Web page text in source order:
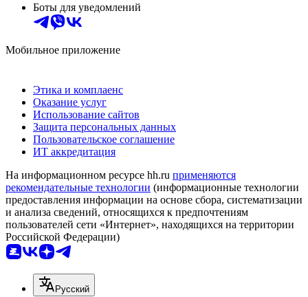
Боты для уведомлений
Мобильное приложение
Этика и комплаенс
Оказание услуг
Использование сайтов
Защита персональных данных
Пользовательское соглашение
ИТ аккредитация
На информационном ресурсе hh.ru применяются
рекомендательные технологии (информационные технологии
предоставления информации на основе сбора, систематизации
и анализа сведений, относящихся к предпочтениям
пользователей сети «Интернет», находящихся на территории
Российской Федерации)
Русский